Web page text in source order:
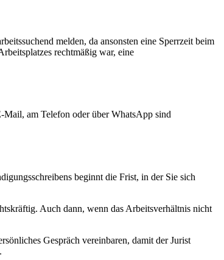
melden, da ansonsten eine Sperrzeit beim
rechtmäßig war, eine
Mail, am Telefon oder über WhatsApp sind
beginnt die Frist, in der Sie sich
Auch dann, wenn das Arbeitsverhältnis nicht
Gespräch vereinbaren, damit der Jurist